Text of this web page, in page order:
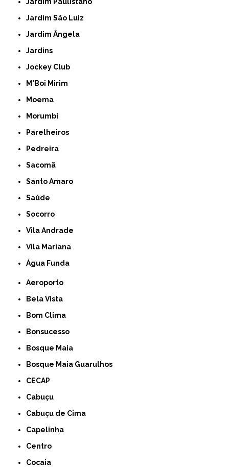
Jardim São Luiz
Jardim Ângela
Jardins
Jockey Club
M'Boi Mirim
Moema
Morumbi
Parelheiros
Pedreira
Sacomã
Santo Amaro
Saúde
Socorro
Vila Andrade
Vila Mariana
Água Funda
Aeroporto
Bela Vista
Bom Clima
Bonsucesso
Bosque Maia
Bosque Maia Guarulhos
CECAP
Cabuçu
Cabuçu de Cima
Capelinha
Centro
Cocaia